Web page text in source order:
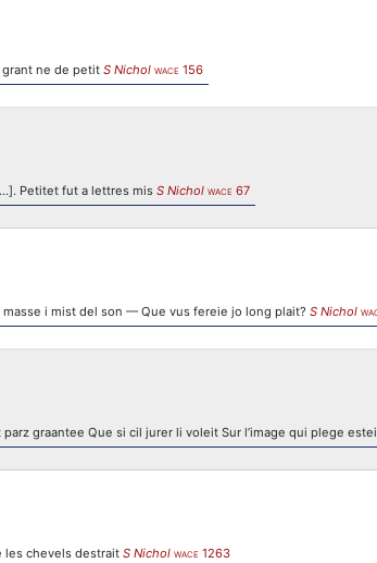
ne de petit S Nichol WACE 156
Petitet fut a lettres mis S Nichol WACE 67
i mist del son — Que vus fereie jo long plait? S Nichol
parz graantee Que si cil jurer li voleit Sur l’image qui plege
les chevels destrait S Nichol WACE 1263